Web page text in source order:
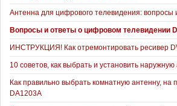
Антенна для цифрового телевидения: вопросы
Вопросы и ответы о цифровом телевидении
ИНСТРУКЦИЯ! Как отремонтировать ресивер
10 советов, как выбрать и установить наружную
Как правильно выбрать комнатную антенну,
DA1203А